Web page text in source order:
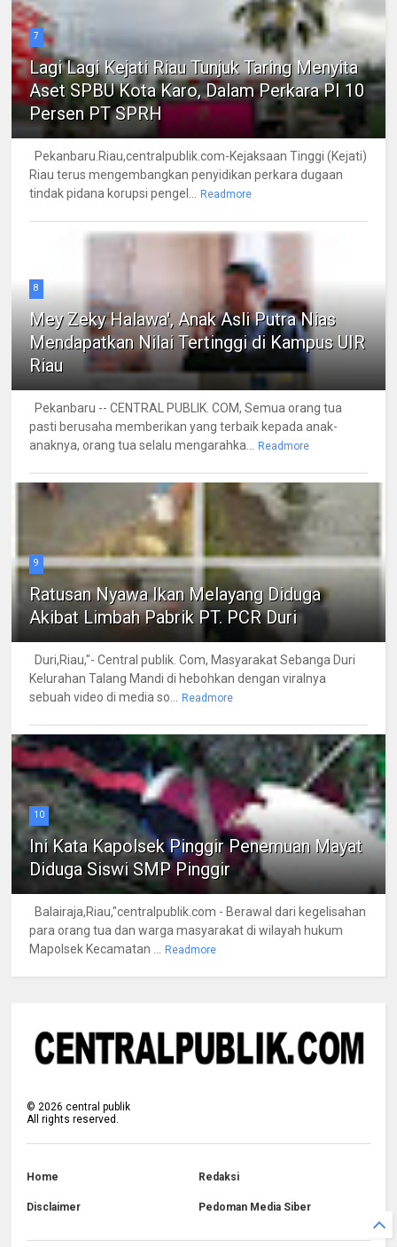
7
Lagi Lagi Kejati Riau Tunjuk Taring Menyita
Aset SPBU Kota Karo, Dalam Perkara PI 10
Persen PT SPRH
Pekanbaru.Riau,centralpublik.com-Kejaksaan Tinggi (Kejati)
Riau terus mengembangkan penyidikan perkara dugaan
tindak pidana korupsi pengel...
Readmore
8
Mey Zeky Halawa', Anak Asli Putra Nias
Mendapatkan Nilai Tertinggi di Kampus UIR
Riau
Pekanbaru -- CENTRAL PUBLIK. COM, Semua orang tua
pasti berusaha memberikan yang terbaik kepada anak-
anaknya, orang tua selalu mengarahka...
Readmore
9
Ratusan Nyawa Ikan Melayang Diduga
Akibat Limbah Pabrik PT. PCR Duri
Duri,Riau,"- Central publik. Com, Masyarakat Sebanga Duri
Kelurahan Talang Mandi di hebohkan dengan viralnya
sebuah video di media so...
Readmore
10
Ini Kata Kapolsek Pinggir Penemuan Mayat
Diduga Siswi SMP Pinggir
Balairaja,Riau,"centralpublik.com - Berawal dari kegelisahan
para orang tua dan warga masyarakat di wilayah hukum
Mapolsek Kecamatan ...
Readmore
© 2026 central publik
All rights reserved.
Home Redaksi
Disclaimer Pedoman Media Siber